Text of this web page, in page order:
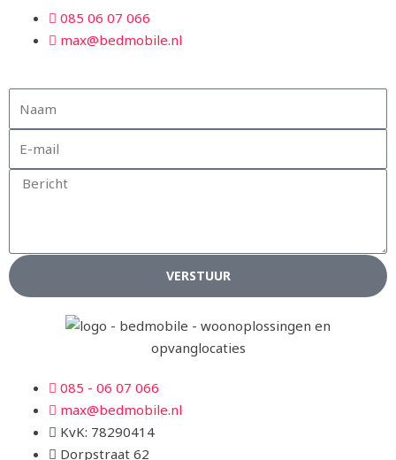
085 06 07 066
max@bedmobile.nl
VERSTUUR
085 - 06 07 066
max@bedmobile.nl
KvK: 78290414
Dorpstraat 62